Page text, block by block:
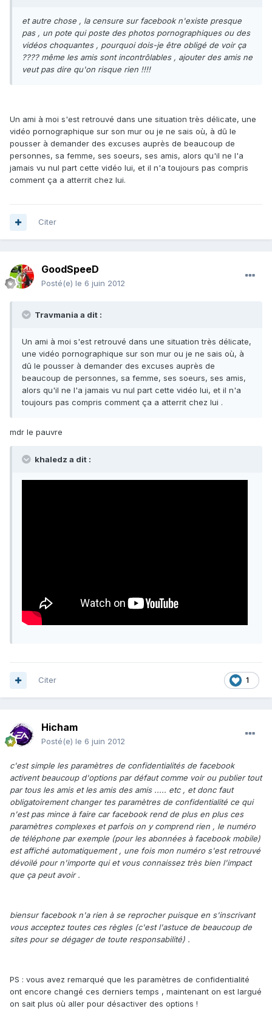
et autre chose , la censure sur facebook n'existe presque
pas , un pote qui poste des photos pornographiques ou des
vidéos choquantes , pourquoi dois-je être obligé de voir ça
???? même les amis sont incontrôlables , ajouter des amis ne
veut pas dire qu'on risque rien !!!!
Un ami à moi s'est retrouvé dans une situation très délicate, une
vidéo pornographique sur son mur ou je ne sais où, à dû le
pousser à demander des excuses auprès de beaucoup de
personnes, sa femme, ses soeurs, ses amis, alors qu'il ne l'a
jamais vu nul part cette vidéo lui, et il n'a toujours pas compris
comment ça a atterrit chez lui.
Citer
GoodSpeeD
Posté(e) le 6 juin 2012
Travmania a dit :
Un ami à moi s'est retrouvé dans une situation très délicate,
une vidéo pornographique sur son mur ou je ne sais où, à
dû le pousser à demander des excuses auprès de
beaucoup de personnes, sa femme, ses soeurs, ses amis,
alors qu'il ne l'a jamais vu nul part cette vidéo lui, et il n'a
toujours pas compris comment ça a atterrit chez lui .
mdr le pauvre
khaledz a dit :
1
Citer
Hicham
Posté(e) le 6 juin 2012
c'est simple les paramètres de confidentialités de facebook
activent beaucoup d'options par défaut comme voir ou publier tout
par tous les amis et les amis des amis ..... etc , et donc faut
obligatoirement changer tes paramètres de confidentialité ce qui
n'est pas mince à faire car facebook rend de plus en plus ces
paramètres complexes et parfois on y comprend rien , le numéro
de téléphone par exemple (pour les abonnées à facebook mobile)
est affiché automatiquement , une fois mon numéro s'est retrouvé
dévoilé pour n'importe qui et vous connaissez très bien l'impact
que ça peut avoir .
biensur facebook n'a rien à se reprocher puisque en s'inscrivant
vous acceptez toutes ces règles (c'est l'astuce de beaucoup de
sites pour se dégager de toute responsabilité) .
PS : vous avez remarqué que les paramètres de confidentialité
ont encore changé ces derniers temps , maintenant on est largué
on sait plus où aller pour désactiver des options !